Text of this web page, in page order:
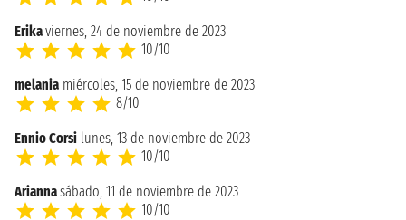
Erikaviernes, 24 de noviembre de 2023
10/10
melania miércoles, 15 de noviembre de 2023
8/10
Ennio Corsi lunes, 13 de noviembre de 2023
10/10
Ariannasábado, 11 de noviembre de 2023
10/10